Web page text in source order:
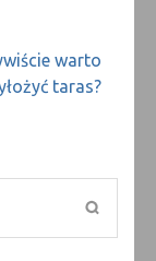
warto
taras?